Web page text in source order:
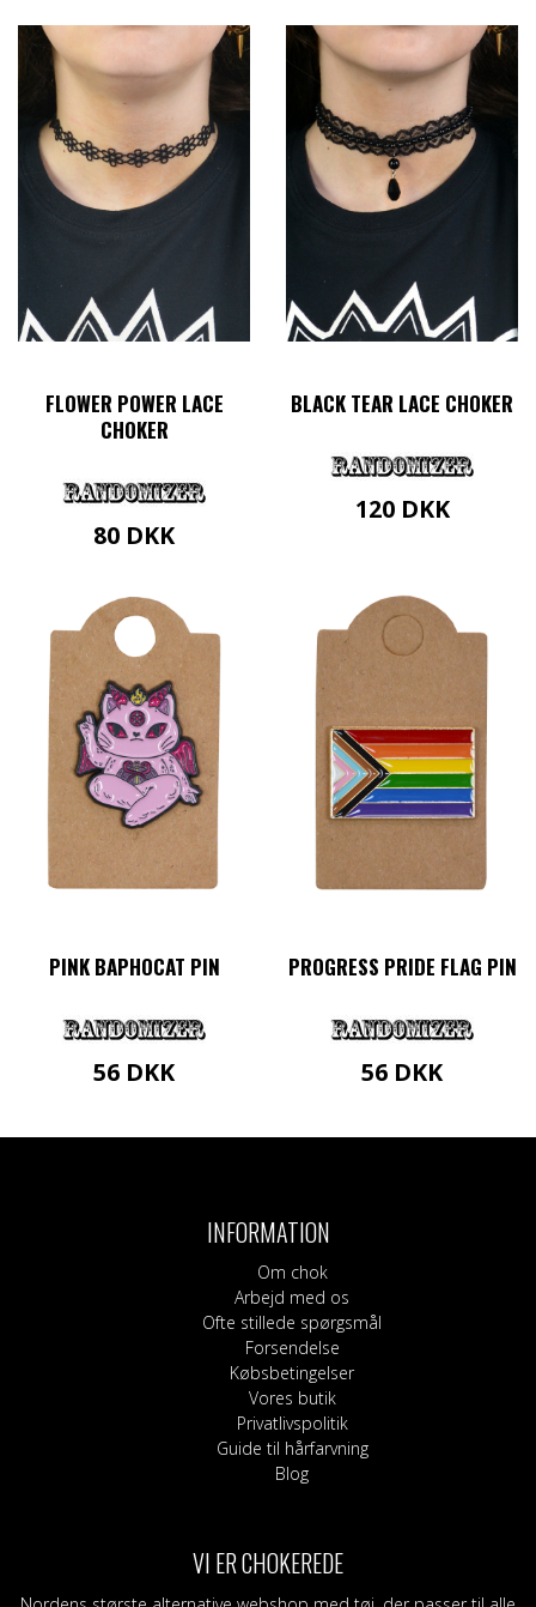
FLOWER POWER LACE
CHOKER
80 DKK
BLACK TEAR LACE CHOKER
120 DKK
PINK BAPHOCAT PIN
56 DKK
PROGRESS PRIDE FLAG PIN
56 DKK
INFORMATION
Om chok
Arbejd med os
Ofte stillede spørgsmål
Forsendelse
Købsbetingelser
Vores butik
Privatlivspolitik
Guide til hårfarvning
Blog
VI ER CHOKEREDE